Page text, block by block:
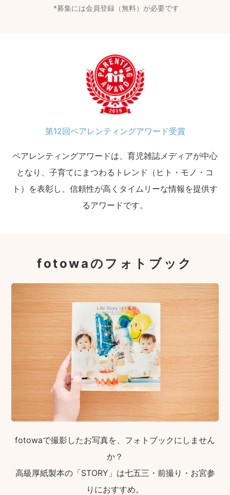
募集には会員登録（無料）が必要です
第12回ペアレンティングアワード受賞
ペアレンティングアワードは、育児雑誌メディアが中心
となり、子育てにまつわるトレンド（ヒト・モノ・コ
ト）を表彰し、信頼性が高くタイムリーな情報を提供す
るアワードです。
fotowaのフォトブック
fotowaで撮影したお写真を、フォトブックにしません
か？
高級厚紙製本の「STORY」は七五三・前撮り・お宮参
りにおすすめ。